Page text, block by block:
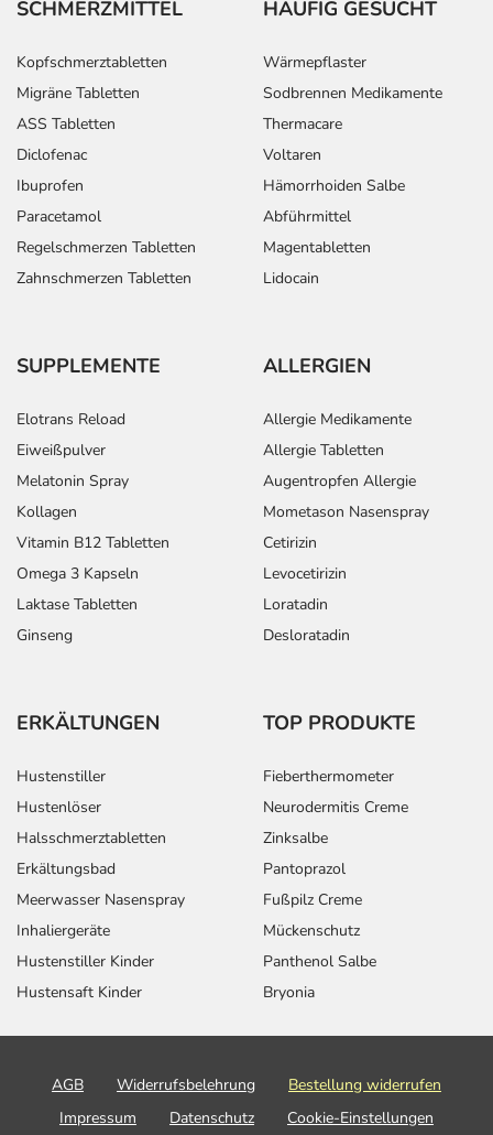
SCHMERZMITTEL
Kopfschmerztabletten
Migräne Tabletten
ASS Tabletten
Diclofenac
Ibuprofen
Paracetamol
Regelschmerzen Tabletten
Zahnschmerzen Tabletten
HÄUFIG GESUCHT
Wärmepflaster
Sodbrennen Medikamente
Thermacare
Voltaren
Hämorrhoiden Salbe
Abführmittel
Magentabletten
Lidocain
SUPPLEMENTE
Elotrans Reload
Eiweißpulver
Melatonin Spray
Kollagen
Vitamin B12 Tabletten
Omega 3 Kapseln
Laktase Tabletten
Ginseng
ALLERGIEN
Allergie Medikamente
Allergie Tabletten
Augentropfen Allergie
Mometason Nasenspray
Cetirizin
Levocetirizin
Loratadin
Desloratadin
ERKÄLTUNGEN
Hustenstiller
Hustenlöser
Halsschmerztabletten
Erkältungsbad
Meerwasser Nasenspray
Inhaliergeräte
Hustenstiller Kinder
Hustensaft Kinder
TOP PRODUKTE
Fieberthermometer
Neurodermitis Creme
Zinksalbe
Pantoprazol
Fußpilz Creme
Mückenschutz
Panthenol Salbe
Bryonia
AGB Widerrufsbelehrung
Bestellung widerrufen
Impressum
Datenschutz
Cookie-Einstellungen